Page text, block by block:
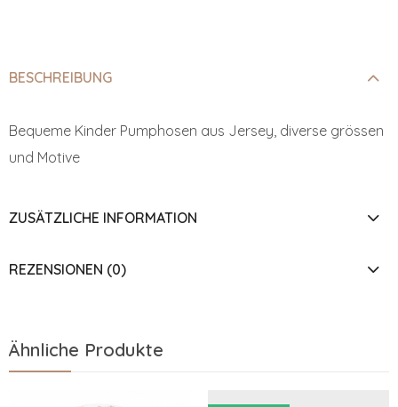
BESCHREIBUNG
Bequeme Kinder Pumphosen aus Jersey, diverse grössen
und Motive
ZUSÄTZLICHE INFORMATION
REZENSIONEN (0)
Ähnliche Produkte